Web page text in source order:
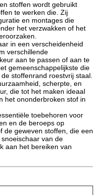
stoffen wordt gebruikt
te werken die. Zij
en montages die
het verzwakken of het
in een verscheidenheid
verschillende
aan te passen of aan te
gemeenschappelijkste die
stoffenrand roestvrij staal.
scherpte, en
die tot het maken ideaal
het ononderbroken stof in
toebehoren voor
en de beroeps op
de geweven stoffen, die een
van de
aan het bereiken van